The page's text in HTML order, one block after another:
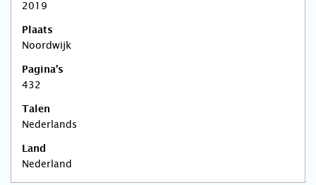
2019
Plaats
Noordwijk
Pagina's
432
Talen
Nederlands
Land
Nederland